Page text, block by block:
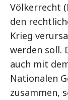
Völkerrecht
den
Krieg
werden soll.
auch mit
Nationalen
zusammen,